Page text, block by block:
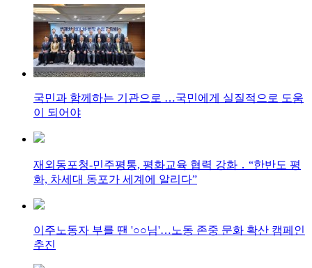
국민과 함께하는 기관으로 …국민에게 실질적으로 도움
이 되어야
재외동포청-민주평통, 평화교육 협력 강화 ․ “한반도 평
화, 차세대 동포가 세계에 알리다”
이주노동자 부를 땐 '○○님'…노동 존중 문화 확산 캠페인
추진